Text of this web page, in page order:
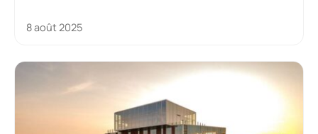
8 août 2025